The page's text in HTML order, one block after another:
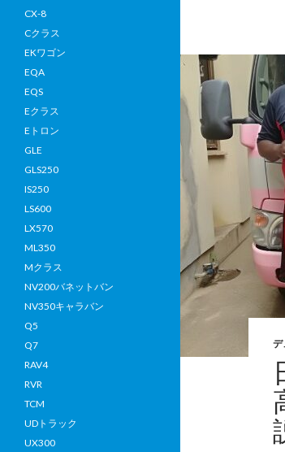
デ
CX-8
Cクラス
EKワゴン
EQA
EQS
Eクラス
Eトロン
GLE
GLS250
IS250
LS600
LX570
ML350
Mクラス
NV200バネットバン
NV350キャラバン
Q5
Q7
RAV4
RVR
TCM
UDトラック
UX300